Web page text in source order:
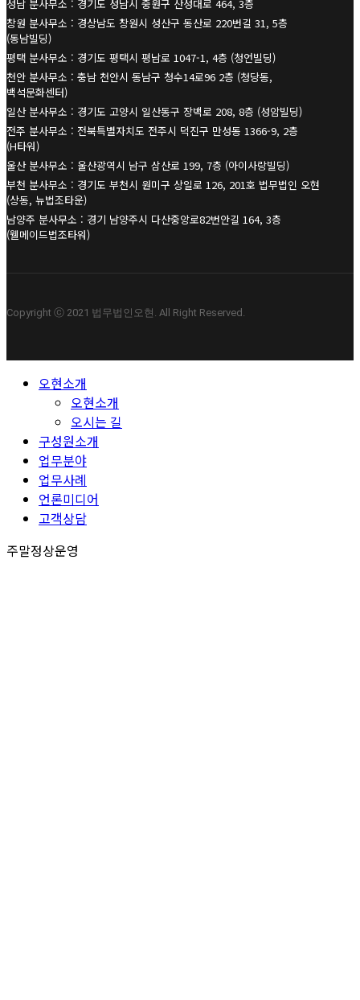
성남 분사무소 : 경기도 성남시 중원구 산성대로 464, 3층
창원 분사무소 : 경상남도 창원시 성산구 동산로 220번길 31, 5층
(동남빌딩)
평택 분사무소 : 경기도 평택시 평남로 1047-1, 4층 (청언빌딩)
천안 분사무소 : 충남 천안시 동남구 청수14로96 2층 (청당동,
백석문화센터)
일산 분사무소 : 경기도 고양시 일산동구 장백로 208, 8층 (성암빌딩)
전주 분사무소 : 전북특별자치도 전주시 덕진구 만성동 1366-9, 2층
(H타워)
울산 분사무소 : 울산광역시 남구 삼산로 199, 7층 (아이사랑빌딩)
부천 분사무소 : 경기도 부천시 원미구 상일로 126, 201호 법무법인 오현
(상동, 뉴법조타운)
남양주 분사무소 : 경기 남양주시 다산중앙로82번안길 164, 3층
(웰메이드법조타워)
Copyright ⓒ 2021 법무법인오현. All Right Reserved.
Close 오현소개
오현소개
오시는 길
구성원소개
업무분야
업무사례
언론미디어
고객상담
주말정상운영